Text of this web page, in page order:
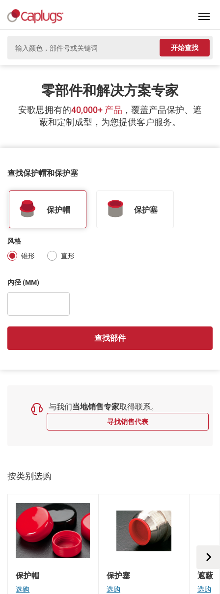
开始查找
零部件和解决方案专家
安歌思拥有的40,000+ 产品 ，覆盖产品保护、遮
蔽和定制成型，为您提供客户服务。
查找保护帽和保护塞
保护帽 保护塞
风格
锥形
直形
内径 (MM)
查找部件
与我们当地销售专家取得联系。
寻找销售代表
按类别选购
保护帽
选购
保护塞
选购
遮蔽
选购